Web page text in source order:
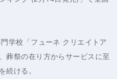
学校「フューネ クリエイトア
葬祭の在り方からサービスに至
続ける。